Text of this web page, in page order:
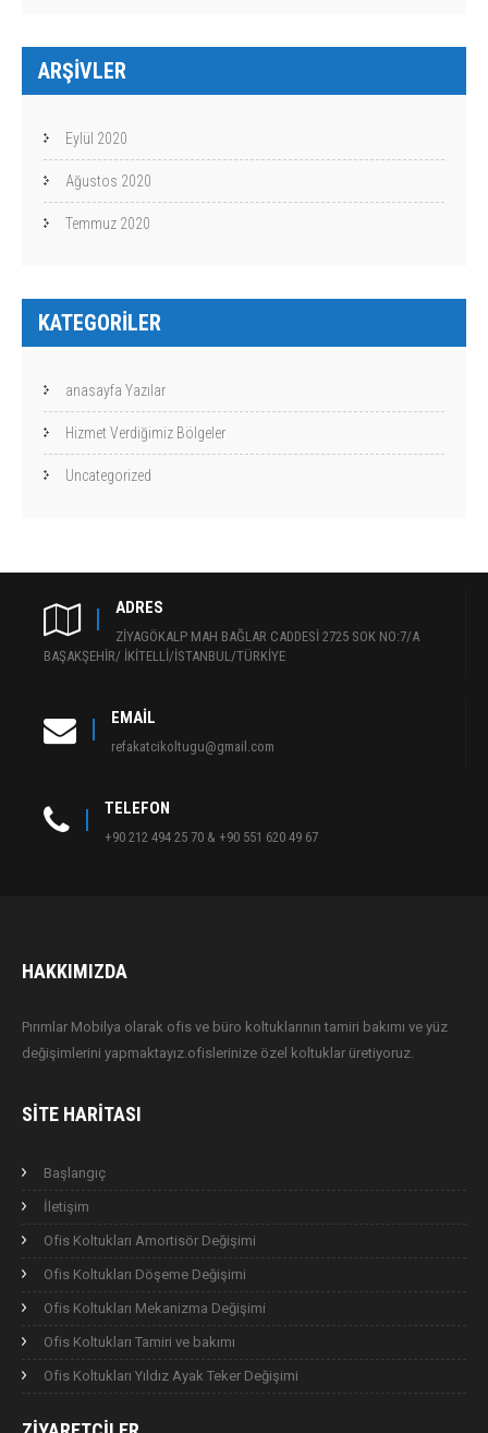
ARŞIVLER
Eylül 2020
Ağustos 2020
Temmuz 2020
KATEGORILER
anasayfa Yazılar
Hizmet Verdiğimiz Bölgeler
Uncategorized
ADRES
ZİYAGÖKALP MAH BAĞLAR CADDESİ 2725 SOK NO:7/A
BAŞAKŞEHİR/ İKİTELLİ/İSTANBUL/TÜRKİYE
EMAIL
refakatcikoltugu@gmail.com
TELEFON
+90 212 494 25 70 & +90 551 620 49 67
HAKKIMIZDA
Pırımlar Mobilya olarak ofis ve büro koltuklarının tamiri bakımı ve yüz
değişimlerini yapmaktayız.ofislerinize özel koltuklar üretiyoruz.
SITE HARITASI
Başlangıç
İletişim
Ofis Koltukları Amortisör Değişimi
Ofis Koltukları Döşeme Değişimi
Ofis Koltukları Mekanizma Değişimi
Ofis Koltukları Tamiri ve bakımı
Ofis Koltukları Yıldız Ayak Teker Değişimi